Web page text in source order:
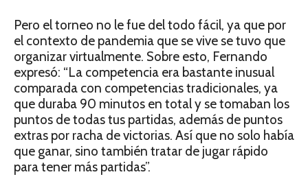
Pero el torneo no le fue del todo fácil, ya que por
el contexto de pandemia que se vive se tuvo que
organizar virtualmente. Sobre esto, Fernando
expresó: “La competencia era bastante inusual
comparada con competencias tradicionales, ya
que duraba 90 minutos en total y se tomaban los
puntos de todas tus partidas, además de puntos
extras por racha de victorias. Así que no solo había
que ganar, sino también tratar de jugar rápido
para tener más partidas”.